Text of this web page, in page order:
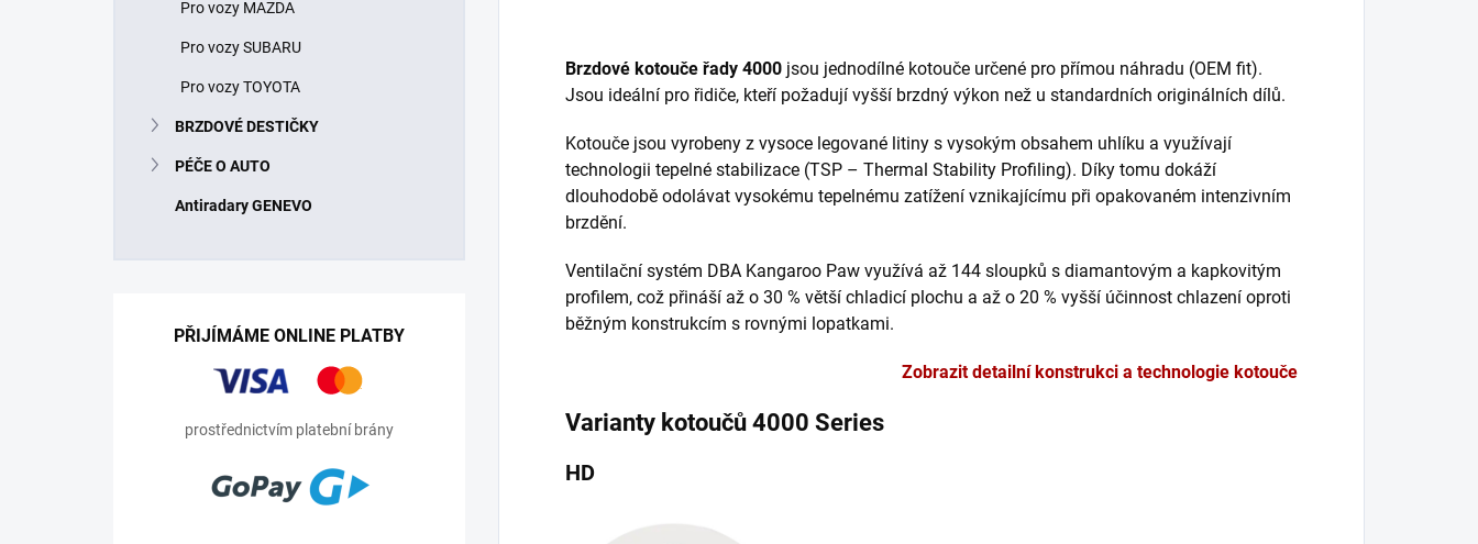
Pro vozy MAZDA
Pro vozy SUBARU
Pro vozy TOYOTA
BRZDOVÉ DESTIČKY
PÉČE O AUTO
Antiradary GENEVO
PŘIJÍMÁME ONLINE PLATBY
prostřednictvím platební brány
Brzdové kotouče řady 4000 jsou jednodílné kotouče určené pro přímou náhradu (OEM fit).
Jsou ideální pro řidiče, kteří požadují vyšší brzdný výkon než u standardních originálních dílů.
Kotouče jsou vyrobeny z vysoce legované litiny s vysokým obsahem uhlíku a využívají
technologii tepelné stabilizace (TSP – Thermal Stability Profiling). Díky tomu dokáží
dlouhodobě odolávat vysokému tepelnému zatížení vznikajícímu při opakovaném intenzivním
brzdění.
Ventilační systém DBA Kangaroo Paw využívá až 144 sloupků s diamantovým a kapkovitým
profilem, což přináší až o 30 % větší chladicí plochu a až o 20 % vyšší účinnost chlazení oproti
běžným konstrukcím s rovnými lopatkami.
Zobrazit detailní konstrukci a technologie kotouče
Varianty kotoučů 4000 Series
HD